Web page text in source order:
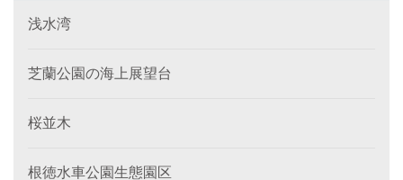
浅水湾
芝蘭公園の海上展望台
桜並木
根徳水車公園生態園区